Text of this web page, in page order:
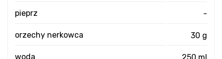
pieprz -
orzechy nerkowca 30 g
woda 250 ml